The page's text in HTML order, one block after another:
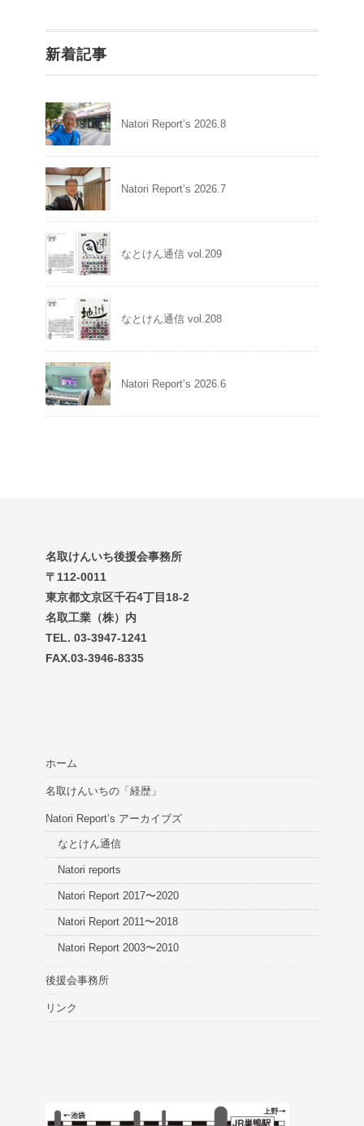
新着記事
Natori Report’s 2026.8
Natori Report’s 2026.7
なとけん通信 vol.209
なとけん通信 vol.208
Natori Report’s 2026.6
名取けんいち後援会事務所
〒112-0011
東京都文京区千石4丁目18-2
名取工業（株）内
TEL. 03-3947-1241
FAX.03-3946-8335
ホーム
名取けんいちの「経歴」
Natori Report’s アーカイブズ
なとけん通信
Natori reports
Natori Report 2017〜2020
Natori Report 2011〜2018
Natori Report 2003〜2010
後援会事務所
リンク